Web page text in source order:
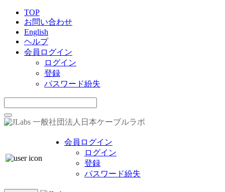
TOP
お問い合わせ
English
ヘルプ
会員ログイン
ログイン
登録
パスワード紛失
一般社団法人日本ケーブルラボ
会員ログイン
ログイン
登録
パスワード紛失